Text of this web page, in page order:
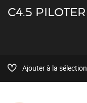
C4.5 PILOTER
Ajouter à la sélection